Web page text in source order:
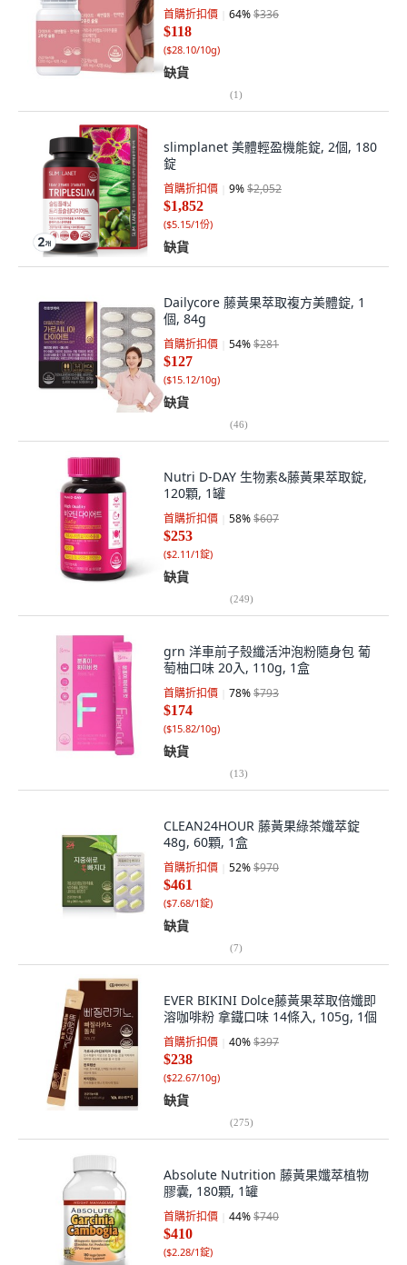
首購折扣價 64%$336
$118
($28.10/10g)
缺貨
(1)
slimplanet 美體輕盈機能錠, 2個, 180
錠
首購折扣價 9%$2,052
$1,852
($5.15/1份)
缺貨
Dailycore 藤黃果萃取複方美體錠, 1
個, 84g
首購折扣價 54%$281
$127
($15.12/10g)
缺貨
(46)
Nutri D-DAY 生物素&藤黃果萃取錠,
120顆, 1罐
首購折扣價 58%$607
$253
($2.11/1錠)
缺貨
(249)
grn 洋車前子殼纖活沖泡粉隨身包 葡
萄柚口味 20入, 110g, 1盒
首購折扣價 78%$793
$174
($15.82/10g)
缺貨
(13)
CLEAN24HOUR 藤黃果綠茶孅萃錠
48g, 60顆, 1盒
首購折扣價 52%$970
$461
($7.68/1錠)
缺貨
(7)
EVER BIKINI Dolce藤黃果萃取倍孅即
溶咖啡粉 拿鐵口味 14條入, 105g, 1個
首購折扣價 40%$397
$238
($22.67/10g)
缺貨
(275)
Absolute Nutrition 藤黃果孅萃植物
膠囊, 180顆, 1罐
首購折扣價 44%$740
$410
($2.28/1錠)